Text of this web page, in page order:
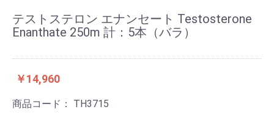
テストステロン エナンセート Testosterone
Enanthate 250m 計：5本（バラ）
￥14,960
商品コード： TH3715